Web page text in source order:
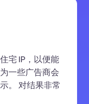
宅 IP，以便能
一些广告商会
。 对结果非常